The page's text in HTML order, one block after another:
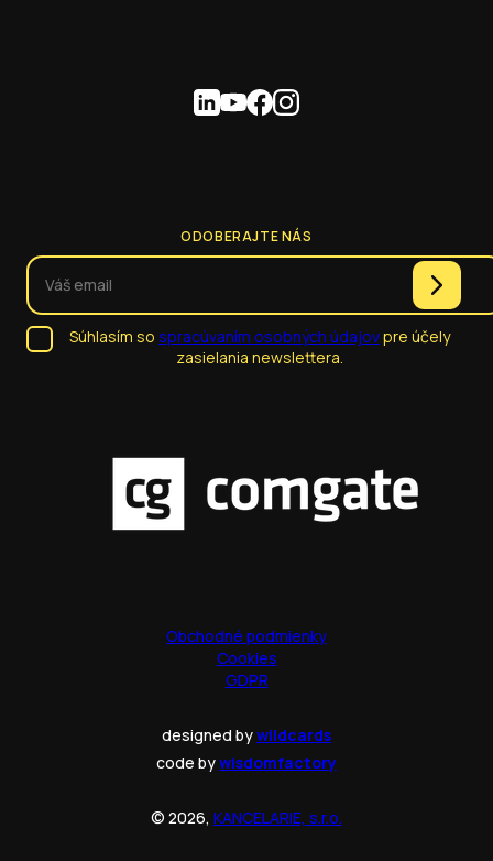
ODOBERAJTE NÁS
Súhlasím so spracúvaním osobných údajovpre účely
zasielania newslettera.
Obchodné podmienky
Cookies
GDPR
designed bywildcards
code bywisdomfactory
© 2026, KANCELARIE, s.r.o.